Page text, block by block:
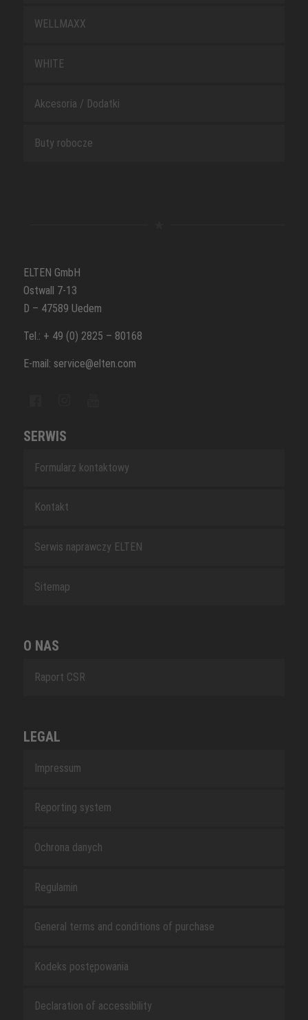
WELLMAXX
WHITE
Akcesoria / Dodatki
Buty robocze
ELTEN GmbH
Ostwall 7-13
D – 47589 Uedem
Tel.: + 49 (0) 2825 – 80168
E-mail: service@elten.com
SERWIS
Formularz kontaktowy
Kontakt
Serwis naprawczy ELTEN
Sitemap
O NAS
Raport CSR
LEGAL
Impressum
Reporting system
Ochrona danych
Regulamin
General terms and conditions of purchase
Kodeks postępowania
Declaration of accessibility